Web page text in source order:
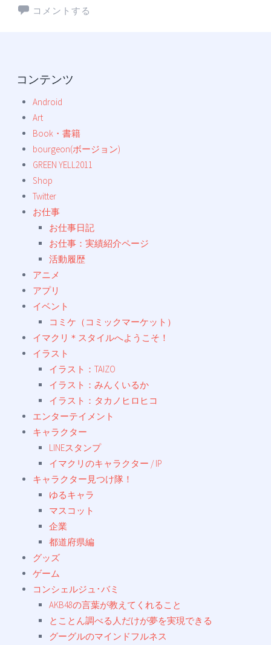
コメントする
コンテンツ
Android
Art
Book・書籍
bourgeon(ボージョン)
GREEN YELL2011
Shop
Twitter
お仕事
お仕事日記
お仕事：実績紹介ページ
活動履歴
アニメ
アプリ
イベント
コミケ（コミックマーケット）
イマクリ＊スタイルへようこそ！
イラスト
イラスト：TAIZO
イラスト：みんくいるか
イラスト：タカノヒロヒコ
エンターテイメント
キャラクター
LINEスタンプ
イマクリのキャラクター / IP
キャラクター見つけ隊！
ゆるキャラ
マスコット
企業
都道府県編
グッズ
ゲーム
コンシェルジュ･バミ
AKB48の言葉が教えてくれること
とことん調べる人だけが夢を実現できる
グーグルのマインドフルネス